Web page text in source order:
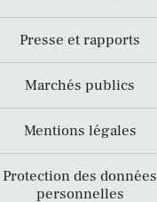
Presse et rapports
Marchés publics
Mentions légales
Protection des données
personnelles